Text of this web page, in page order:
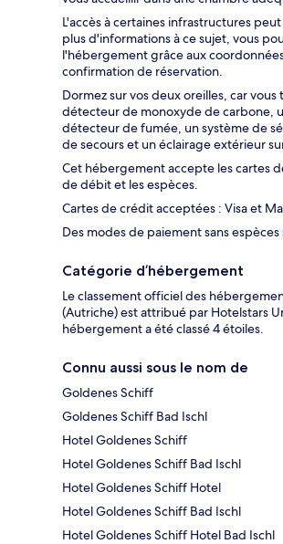
L'accès à certaines infrastructures
plus d'informations à ce sujet, vous
l'hébergement grâce aux
confirmation de réservation.
Dormez sur vos deux oreilles, car vous
détecteur de monoxyde de carbone,
détecteur de fumée, un système de
de secours et un éclairage extérieur
Cet hébergement accepte les cartes
de débit et les espèces.
Cartes de crédit acceptées : Visa et
Des modes de paiement sans
Catégorie d’hébergement
Le classement officiel des
(Autriche) est attribué par Hotelstars
hébergement a été classé 4 étoiles.
Connu aussi sous le nom de
Goldenes Schiff
Goldenes Schiff Bad Ischl
Hotel Goldenes Schiff
Hotel Goldenes Schiff Bad Ischl
Hotel Goldenes Schiff Hotel
Hotel Goldenes Schiff Bad Ischl
Hotel Goldenes Schiff Hotel Bad Ischl